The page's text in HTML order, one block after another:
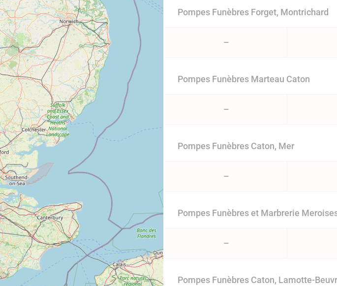
Pompes Funèbres Forget, Montrichard
–
Pompes Funèbres Marteau Caton
–
Pompes Funèbres Caton, Mer
–
Pompes Funèbres et Marbrerie
–
Pompes Funèbres Caton, Lamotte-